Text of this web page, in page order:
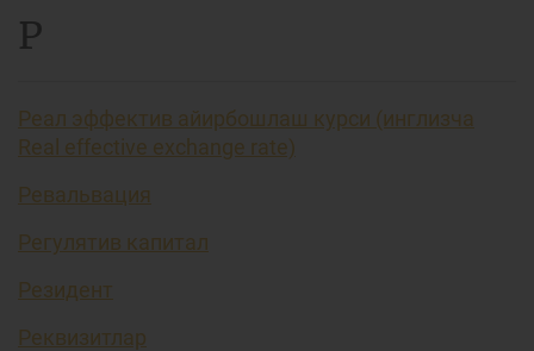
Р
Реал эффектив айирбошлаш курси (инглизча
Real effective exchange rate)
Ревальвация
Регулятив капитал
Резидент
Реквизитлар